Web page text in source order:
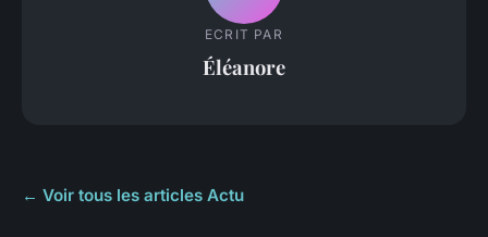
ECRIT PAR
Éléanore
← Voir tous les articles Actu